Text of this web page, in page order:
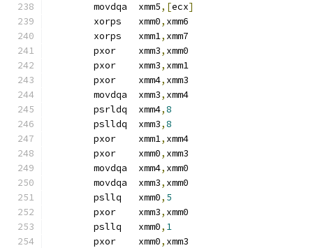
	movdqa	xmm5
,[ecx]
	xorps	xmm0
, xmm6
	xorps	xmm1
, xmm7
	pxor	xmm3
, xmm0
	pxor	xmm3
, xmm1
	pxor	xmm4
, xmm3
	movdqa	xmm3
, xmm4
	psrldq	xmm4
,8
	pslldq	xmm3
,8
	pxor	xmm1
, xmm4
	pxor	xmm0
, xmm3
	movdqa	xmm4
, xmm0
	movdqa	xmm3
, xmm0
	psllq	xmm0
, 5
	pxor	xmm3
, xmm0
	psllq	xmm0
, 1
	pxor	xmm0
, xmm3